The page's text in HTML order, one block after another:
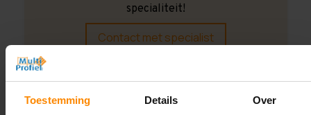
Toestemming Details Over
specialiteit!
Contact met specialist
Montage uitbesteden?